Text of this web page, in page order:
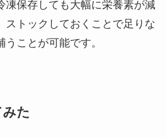
凍保存しても大幅に栄養素が減
ストックしておくことで足りな
ことが可能です。
た